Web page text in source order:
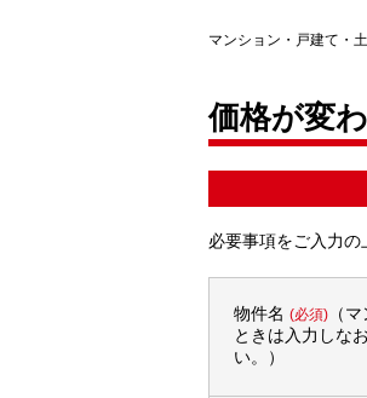
マンション・戸建て・
価格が変
必要事項をご入力の
物件名 (必須)（マ
ときは入力しな
い。）